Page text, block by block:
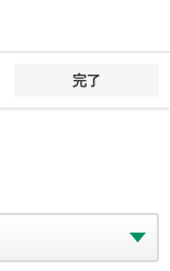
完了